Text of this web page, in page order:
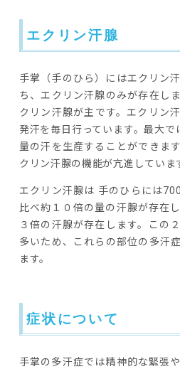
エクリン汗腺
手掌（手のひら）にはエクリン
ち、エクリン汗腺のみが存在し
クリン汗腺が主です。エクリン
発汗を毎日行っています。最大
量の汗を生産することができま
クリン汗腺の機能が亢進していま
エクリン汗腺は 手のひらには
比べ約１０倍の量の汗腺が存在
３倍の汗腺が存在します。この
多いため、これらの部位の多汗
ます。
症状について
手掌の多汗症では精神的な緊張